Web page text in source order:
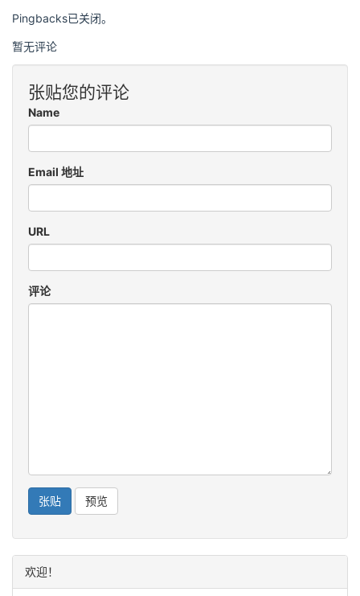
Pingbacks已关闭。
暂无评论
张贴您的评论
Name
Email 地址
URL
评论
欢迎！